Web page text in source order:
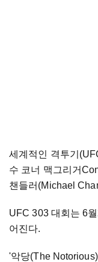
세계적인 격투기
수 코너 맥그리거
챈들러(Michael
UFC 303 대회는 6
어진다.
'악당(The